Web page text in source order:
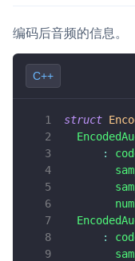
实时消息
解决方案
一整套高可靠、
融合 CDN 直播
对接国内外多家
Electron
Flutter
React Native
Unreal (C++)
Unreal
编码后音频的信息。
C++
struct
:
: